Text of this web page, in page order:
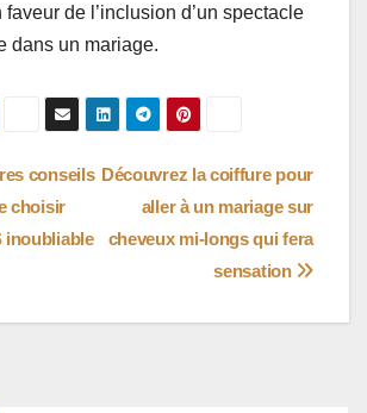
de l’inclusion d’un spectacle
dans un mariage.
Découvrez la coiffure pour
aller à un mariage sur
cheveux mi-longs qui fera
sensation
conseils
choisir
inoubliable